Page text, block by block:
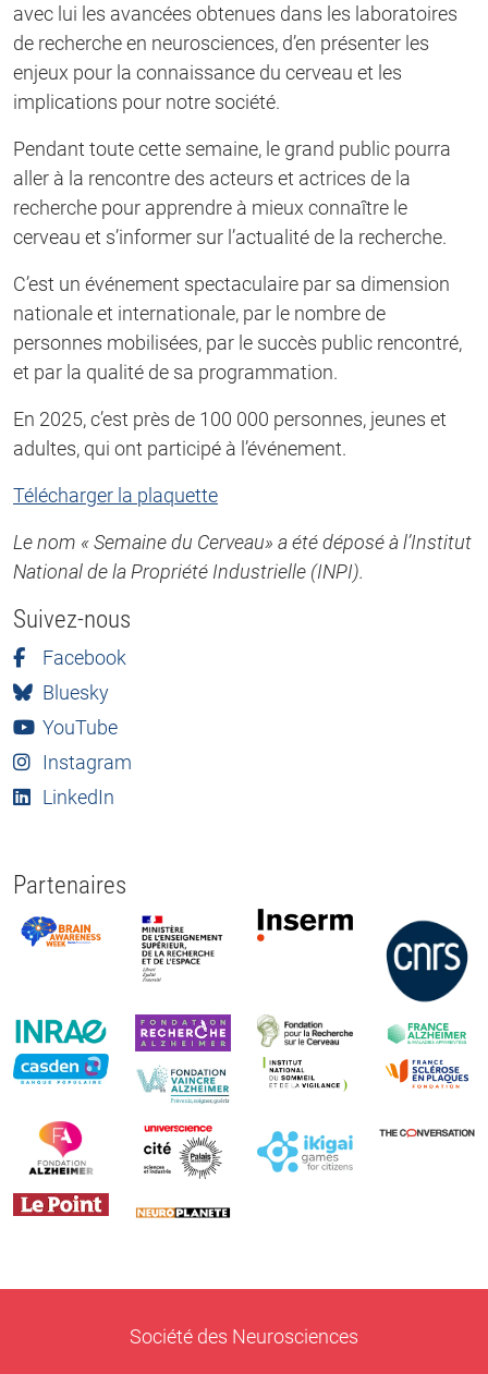
avec lui les avancées obtenues dans les laboratoires
de recherche en neurosciences, d’en présenter les
enjeux pour la connaissance du cerveau et les
implications pour notre société.
Pendant toute cette semaine, le grand public pourra
aller à la rencontre des acteurs et actrices de la
recherche pour apprendre à mieux connaître le
cerveau et s’informer sur l’actualité de la recherche.
C’est un événement spectaculaire par sa dimension
nationale et internationale, par le nombre de
personnes mobilisées, par le succès public rencontré,
et par la qualité de sa programmation.
En 2025, c’est près de 100 000 personnes, jeunes et
adultes, qui ont participé à l’événement.
Télécharger la plaquette
Le nom « Semaine du Cerveau» a été déposé à l’Institut
National de la Propriété Industrielle (INPI).
Suivez-nous
Facebook
Bluesky
YouTube
Instagram
LinkedIn
Partenaires
Société des Neurosciences